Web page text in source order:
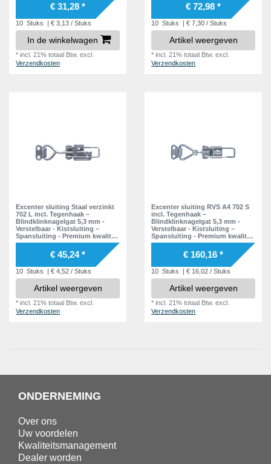
€ 31,28 *
10 Stuks | € 3,13 / Stuks
In de winkelwagen
*incl. 21% totaal Btw. excl.
Verzendkosten
€ 72,98 *
10 Stuks | € 7,30 / Stuks
Artikel weergeven
*incl. 21% totaal Btw. excl.
Verzendkosten
Excenter sluiting Staal verzinkt
702 L incl. Tegenhaak –
Blindklinknagelgat 5,3 mm -
Verstelbaar - Kistsluiting –
Spansluiting - Premium kwaliteit
- Inclusief Tegenstuk
€ 45,24 *
10 Stuks | € 4,52 / Stuks
Artikel weergeven
*incl. 21% totaal Btw. excl.
Verzendkosten
Excenter sluiting RVS A4 702 S
incl. Tegenhaak –
Blindklinknagelgat 5,3 mm -
Verstelbaar - Kistsluiting –
Spansluiting - Premium kwaliteit
- Inclusief Tegenstuk
€ 160,16 *
10 Stuks | € 16,02 / Stuks
Artikel weergeven
*incl. 21% totaal Btw. excl.
Verzendkosten
ONDERNEMING
Over ons
Uw voordelen
Kwaliteitsmanagement
Dealer worden